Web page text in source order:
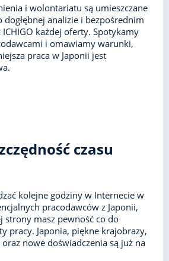
i wolontariatu są umieszczane
analizie i bezpośrednim
każdej oferty. Spotykamy
i omawiamy warunki,
praca w Japonii jest
czasu
kolejne godziny w Internecie w
pracodawców z Japonii,
strony masz pewność co do
pracy. Japonia, piękne krajobrazy,
nowe doświadczenia są już na